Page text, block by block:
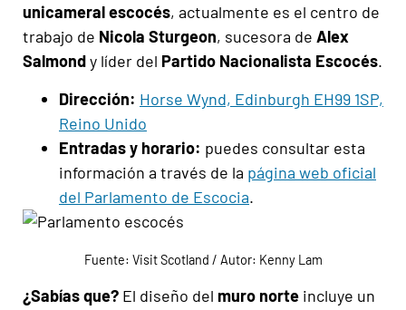
unicameral escocés, actualmente es el centro de
trabajo de Nicola Sturgeon, sucesora de Alex
Salmondy líder del Partido Nacionalista Escocés.
Dirección: Horse Wynd, Edinburgh EH99 1SP,
Reino Unido
Entradas y horario: puedes consultar esta
información a través de la página web oficial
del Parlamento de Escocia.
Fuente: Visit Scotland / Autor: Kenny Lam
¿Sabías que? El diseño del muro norte incluye un